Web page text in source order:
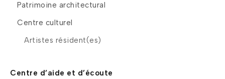
Patrimoine architectural
Centre culturel
Artistes résident(es)
Centre d’aide et d’écoute